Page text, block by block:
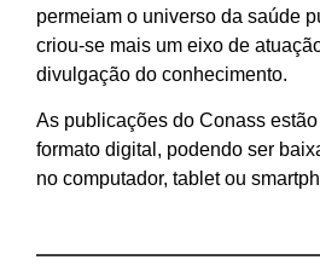
permeiam o universo da saúde
criou-se mais um eixo de
divulgação do conhecimento.
As publicações do Conass
formato digital, podendo ser
no computador, tablet ou